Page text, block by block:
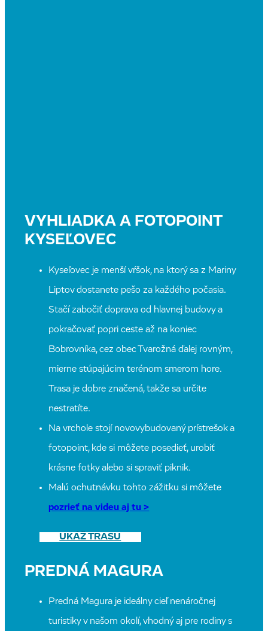
VYHLIADKA A FOTOPOINT
KYSEĽOVEC
Kyseľovec je menší vŕšok, na ktorý sa z Mariny
Liptov dostanete pešo za každého počasia.
Stačí zabočiť doprava od hlavnej budovy a
pokračovať popri ceste až na koniec
Bobrovníka, cez obec Tvarožná ďalej rovným,
mierne stúpajúcim terénom smerom hore.
Trasa je dobre značená, takže sa určite
nestratíte.
Na vrchole stojí novovybudovaný prístrešok a
fotopoint, kde si môžete posedieť, urobiť
krásne fotky alebo si spraviť piknik.
Malú ochutnávku tohto zážitku si môžete
pozrieť na videu aj tu >
UKÁŽ TRASU
PREDNÁ MAGURA
Predná Magura je ideálny cieľ nenáročnej
turistiky v našom okolí, vhodný aj pre rodiny s